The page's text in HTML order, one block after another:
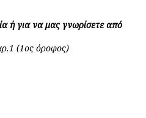
ή για να μας γνωρίσετε από
(1ος όροφος)